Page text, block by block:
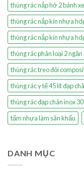
thùng rác nắp hở 2 bánh
thùng rác nắp kín nhựa
thùng rác nắp kín nhựa
thùng rác phân loại 2 ngăn
thùng rác treo đôi
thùng rác y tế 45 lít đạp
thùng rác đạp chân inox
tấm nhựa làm sân khấu
DANH MỤC